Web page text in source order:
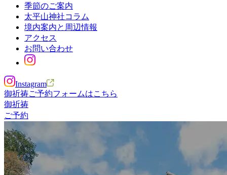
季節のご案内
太平山神社コラム
境内案内と周辺情報
アクセス
お問い合わせ
Instagram
御祈祷ご予約フォームはこちら
御祈祷
ご予約